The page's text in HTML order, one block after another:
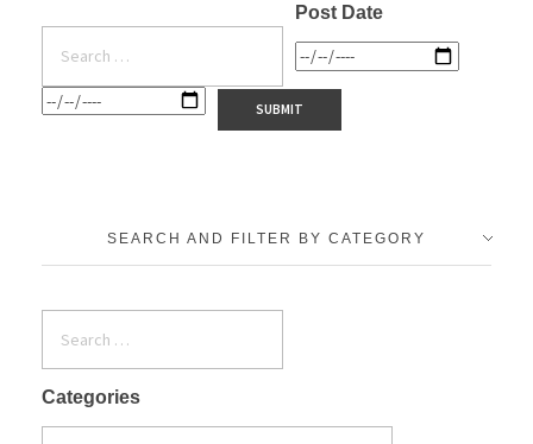
Post Date
SEARCH AND FILTER BY CATEGORY
Categories